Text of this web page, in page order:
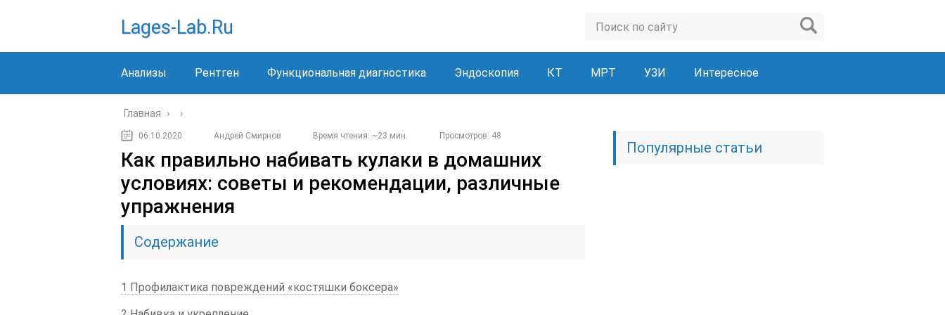
Lages-Lab.ru
Анализы Рентген Функциональная диагностика Эндоскопия КТ МРТ УЗИ Интересное
Главная › ›
06.10.2020 Андрей Смирнов Время чтения: ~23 мин. Просмотров: 48
Как правильно набивать кулаки в домашних
условиях: советы и рекомендации, различные
упражнения
Содержание
1 Профилактика повреждений «костяшки боксера»
Популярные статьи